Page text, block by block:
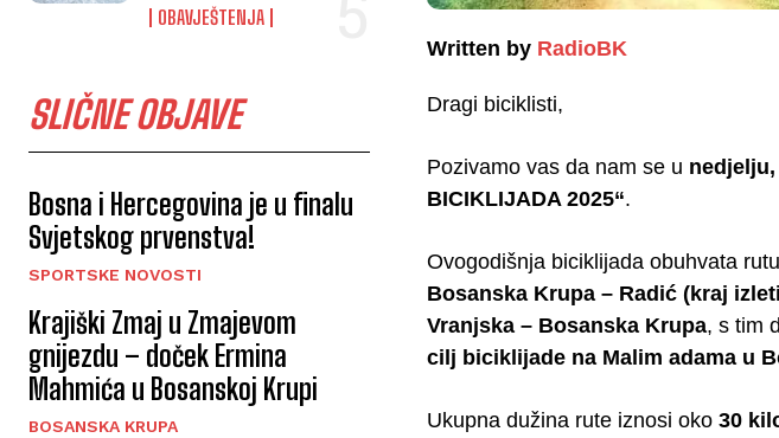
OBAVJEŠTENJA
SLIČNE OBJAVE
Bosna i Hercegovina je u finalu
Svjetskog prvenstva!
SPORTSKE NOVOSTI
Krajiški Zmaj u Zmajevom
gnijezdu – doček Ermina
Mahmića u Bosanskoj Krupi
BOSANSKA KRUPA
Written by RadioBK
Dragi biciklisti,
Pozivamo vas da nam se u
BICIKLIJADA 2025“.
Ovogodišnja biciklijada obuhvata
Bosanska Krupa – Radić (kraj
Vranjska – Bosanska Krupa, s tim
cilj biciklijade na Malim adama u
Ukupna dužina rute iznosi oko 30